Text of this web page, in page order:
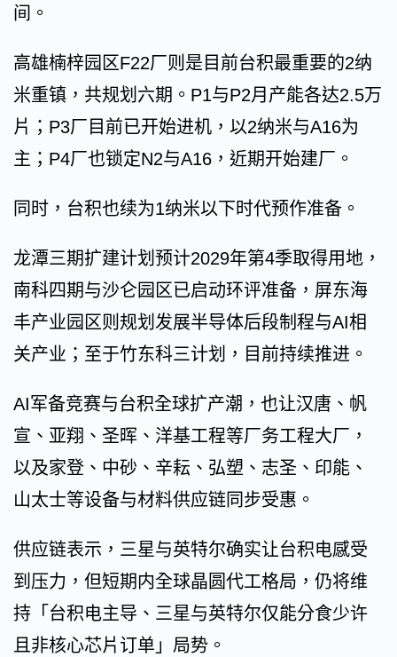
间。
高雄楠梓园区F22厂则是目前台积最重要的2纳
米重镇，共规划六期。P1与P2月产能各达2.5万
片；P3厂目前已开始进机，以2纳米与A16为
主；P4厂也锁定N2与A16，近期开始建厂。
同时，台积也续为1纳米以下时代预作准备。
龙潭三期扩建计划预计2029年第4季取得用地，
南科四期与沙仑园区已启动环评准备，屏东海
丰产业园区则规划发展半导体后段制程与AI相
关产业；至于竹东科三计划，目前持续推进。
AI军备竞赛与台积全球扩产潮，也让汉唐、帆
宣、亚翔、圣晖、洋基工程等厂务工程大厂，
以及家登、中砂、辛耘、弘塑、志圣、印能、
山太士等设备与材料供应链同步受惠。
供应链表示，三星与英特尔确实让台积电感受
到压力，但短期内全球晶圆代工格局，仍将维
持「台积电主导、三星与英特尔仅能分食少许
且非核心芯片订单」局势。